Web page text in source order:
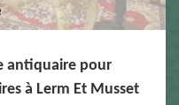
antiquaire pour
à Lerm Et Musset